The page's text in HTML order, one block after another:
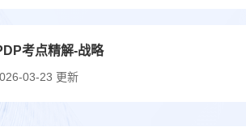
考点精解-战略
03-23 更新